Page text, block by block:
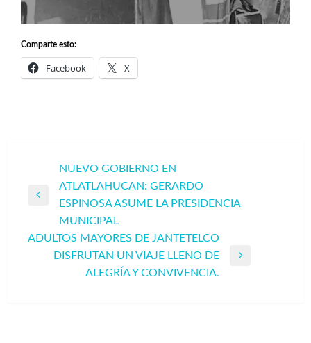
Comparte esto:
Facebook X
Navegación
de
entradas
Entrada
anterior
NUEVO GOBIERNO EN
ATLATLAHUCAN: GERARDO
ESPINOSA ASUME LA PRESIDENCIA
MUNICIPAL
ADULTOS MAYORES DE JANTETELCO
DISFRUTAN UN VIAJE LLENO DE
ALEGRÍA Y CONVIVENCIA.